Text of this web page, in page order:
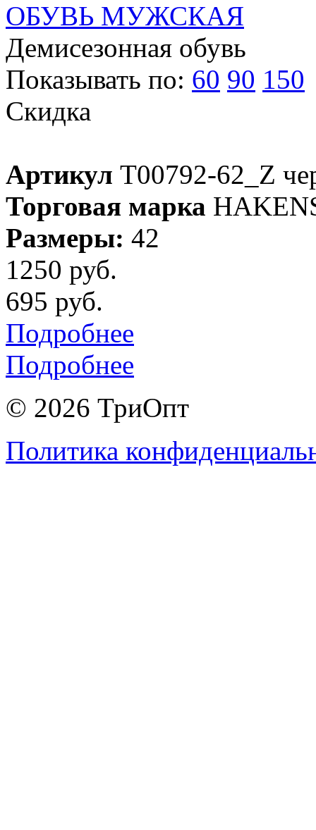
ОБУВЬ МУЖСКАЯ
Демисезонная обувь
Показывать по: 60 90 150
Скидка
Артикул T00792-62_Z
Торговая марка
Размеры: 42
1250 руб.
695 руб.
Подробнее
Подробнее
© 2026 ТриОпт
Политика